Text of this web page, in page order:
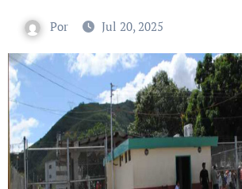
Por Jul 20, 2025